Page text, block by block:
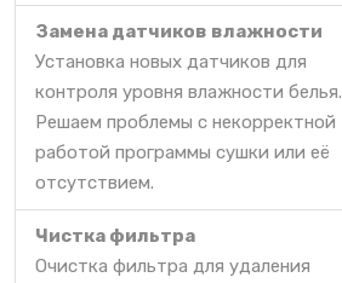
Замена датчиков влажности
Установка новых датчиков для
контроля уровня влажности белья.
Решаем проблемы с некорректной
работой программы сушки или её
отсутствием.
Чистка фильтра
Очистка фильтра для удаления